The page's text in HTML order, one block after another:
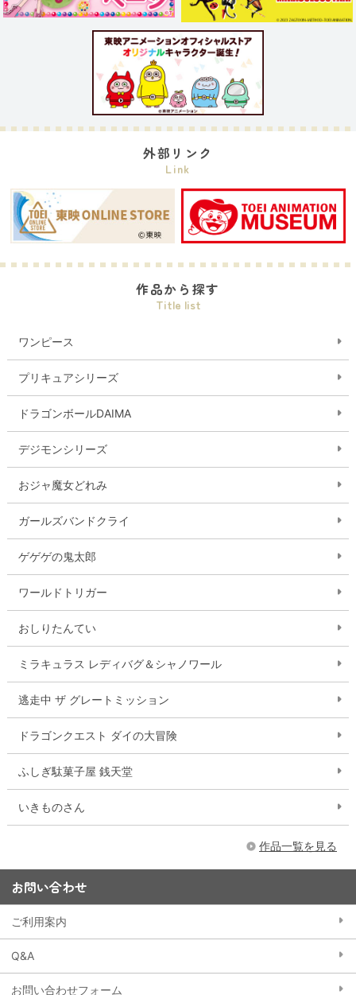
外部リンク
Link
作品から探す
Title list
ワンピース
プリキュアシリーズ
ドラゴンボールDAIMA
デジモンシリーズ
おジャ魔女どれみ
ガールズバンドクライ
ゲゲゲの鬼太郎
ワールドトリガー
おしりたんてい
ミラキュラス レディバグ＆シャノワール
逃走中 ザ グレートミッション
ドラゴンクエスト ダイの大冒険
ふしぎ駄菓子屋 銭天堂
いきものさん
作品一覧を見る
お問い合わせ
ご利用案内
Q&A
お問い合わせフォーム